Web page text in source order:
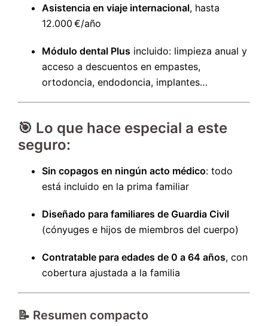
Asistencia en viaje internacional, hasta
12.000 €/año
Módulo dental Plus incluido: limpieza anual y
acceso a descuentos en empastes,
ortodoncia, endodoncia, implantes…
🎯 Lo que hace especial a este
seguro:
Sin copagos en ningún acto médico: todo
está incluido en la prima familiar
Diseñado para familiares de Guardia Civil
(cónyuges e hijos de miembros del cuerpo)
Contratable para edades de 0 a 64 años, con
cobertura ajustada a la familia
📝 Resumen compacto